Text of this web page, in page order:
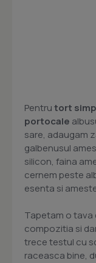
Pentrutort
portocale
sare, adaugam
galbenusul
silicon, faina
cernem peste
esenta si
Tapetam o tava
compozitia si
trece testul cu
raceasca bine,